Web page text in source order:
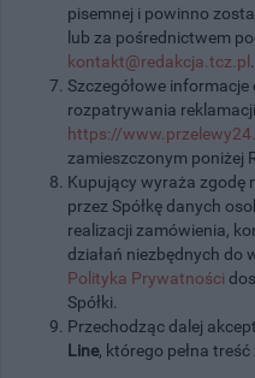
pisemnej i powinno
lub za pośrednictwem
kontakt@redakcja.tcz.pl
Szczegółowe
rozpatrywania
https://
zamieszczonym poniżej
Kupujący wyraża zgodę
przez Spółkę danych
realizacji zamówienia,
działań niezbędnych do
Polityka Prywatności
Spółki.
Przechodząc dalej
Line, którego pełna